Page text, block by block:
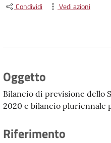
Condividi Vedi azioni
Oggetto
Bilancio di previsione dello
2020 e bilancio pluriennale
Riferimento